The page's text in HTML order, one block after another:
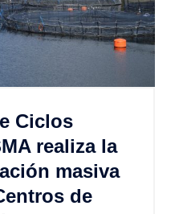
Ciclos
realiza la
masiva
de